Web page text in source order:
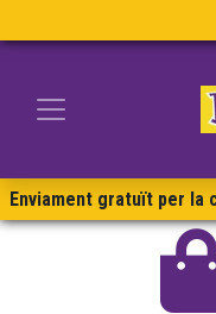
Enviament gratuït per la